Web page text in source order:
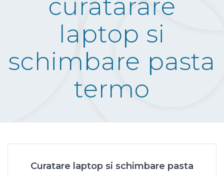
curatarare
laptop si
schimbare pasta
termo
Curatare laptop si schimbare pasta